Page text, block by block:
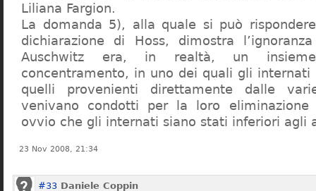
Liliana Fargion.
La domanda 5), alla quale si può
dichiarazione di Hoss, dimostra
Auschwitz era, in realtà, un
concentramento, in uno dei quali gli
quelli provenienti direttamente dalle
venivano condotti per la loro eliminazione
ovvio che gli internati siano stati inferiori agli
23 Nov 2008, 21:34
#33 Daniele Coppin